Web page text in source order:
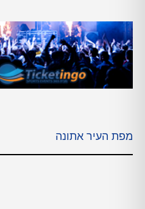
מפת העיר אתונה